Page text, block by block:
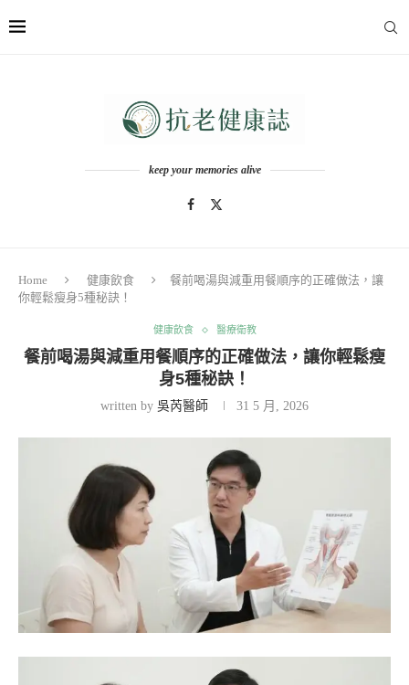
keep your memories alive
Home 健康飲食
餐前喝湯與減重用餐順序的正確做法，讓
你輕鬆瘦身5種秘訣！
健康飲食 醫療衛教
餐前喝湯與減重用餐順序的正確做法，讓你輕鬆瘦
身5種秘訣！
written by 吳芮醫師 31 5 月, 2026